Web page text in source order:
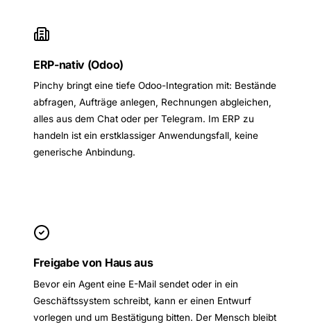
ERP-nativ (Odoo)
Pinchy bringt eine tiefe Odoo-Integration mit: Bestände
abfragen, Aufträge anlegen, Rechnungen abgleichen,
alles aus dem Chat oder per Telegram. Im ERP zu
handeln ist ein erstklassiger Anwendungsfall, keine
generische Anbindung.
Freigabe von Haus aus
Bevor ein Agent eine E-Mail sendet oder in ein
Geschäftssystem schreibt, kann er einen Entwurf
vorlegen und um Bestätigung bitten. Der Mensch bleibt